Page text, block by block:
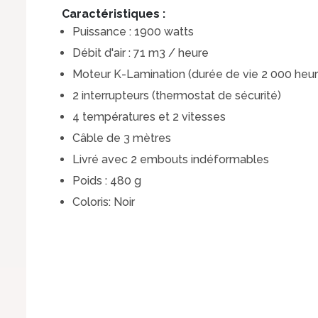
Caractéristiques :
Puissance : 1900 watts
Débit d'air : 71 m3 / heure
Moteur K-Lamination (durée de vie 2 000
2 interrupteurs (thermostat de sécurité)
4 températures et 2 vitesses
Câble de 3 mètres
Livré avec 2 embouts indéformables
Poids : 480 g
Coloris: Noir